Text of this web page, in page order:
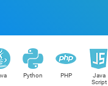
Python PHP
Java
Script